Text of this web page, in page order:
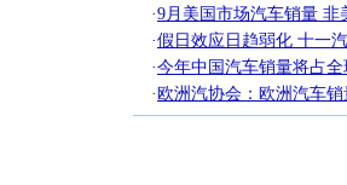
·9月美国市场汽车销量 非
·假日效应日趋弱化 十一
·今年中国汽车销量将占全
· 欧洲汽协会：欧洲汽车